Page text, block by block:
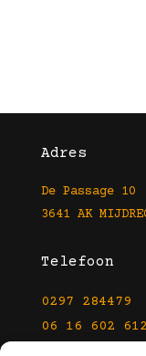
Adres
De Passage 10
3641 AK
Telefoon
0297 284479
06 16 602 612